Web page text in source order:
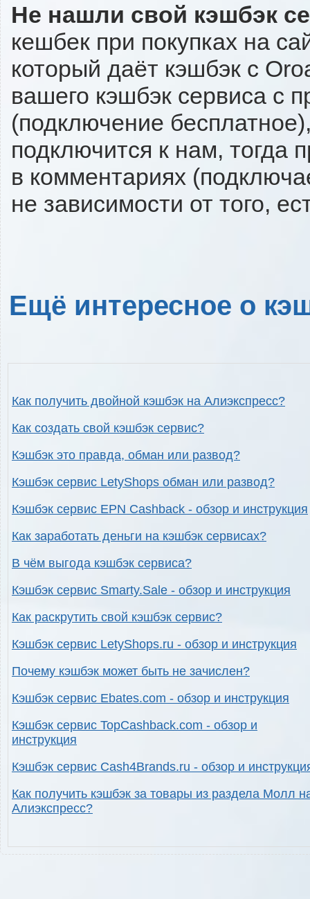
Не нашли свой кэшбэк
кешбек при покупках на
который даёт кэшбэк с
вашего кэшбэк сервиса с
(подключение
подключится к нам, тогда
в комментариях
не зависимости от того,
Ещё интересное о
Как получить двойной кэшбэк на Алиэкспресс?
Как создать свой кэшбэк сервис?
Кэшбэк это правда, обман или развод?
Кэшбэк сервис LetyShops обман или развод?
Кэшбэк сервис EPN Cashback - обзор и инструкция
Как заработать деньги на кэшбэк сервисах?
В чём выгода кэшбэк сервиса?
Кэшбэк сервис Smarty.Sale - обзор и инструкция
Как раскрутить свой кэшбэк сервис?
Кэшбэк сервис LetyShops.ru - обзор и инструкция
Почему кэшбэк может быть не зачислен?
Кэшбэк сервис Ebates.com - обзор и инструкция
Кэшбэк сервис TopCashback.com - обзор и
инструкция
Кэшбэк сервис Cash4Brands.ru - обзор и
Как получить кэшбэк за товары из раздела Молл
Алиэкспресс?